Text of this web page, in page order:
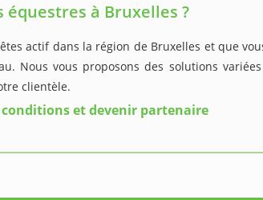
équestres à Bruxelles ?
actif dans la région de Bruxelles et que
Nous vous proposons des solutions
clientèle.
et devenir partenaire